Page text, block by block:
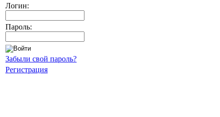
Логин:
Пароль:
Забыли свой пароль?
Регистрация